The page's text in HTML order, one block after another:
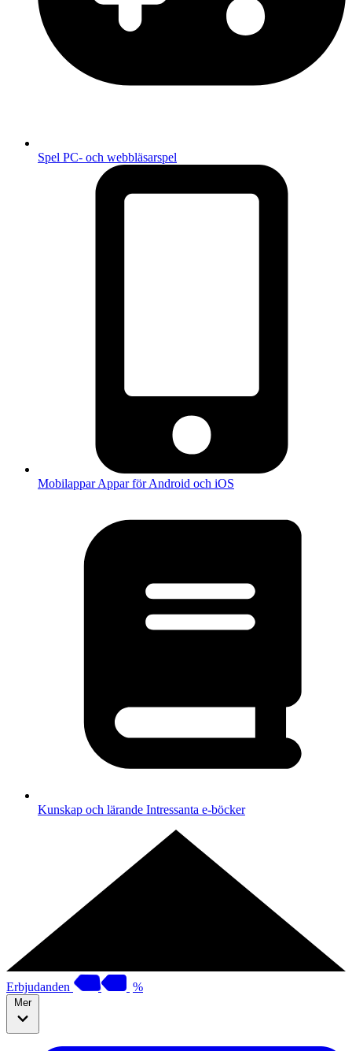
Spel PC- och webbläsarspel
MobilapparAppar för Android och iOS
Kunskap och lärande Intressanta e-böcker
Erbjudanden %
Mer